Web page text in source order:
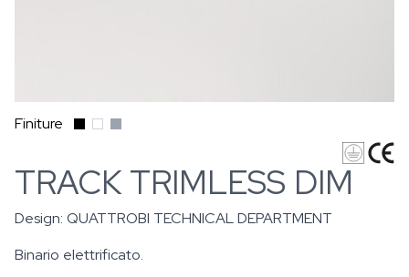
Finiture
TRACK TRIMLESS DIM
Design: QUATTROBI TECHNICAL DEPARTMENT
Binario elettrificato.